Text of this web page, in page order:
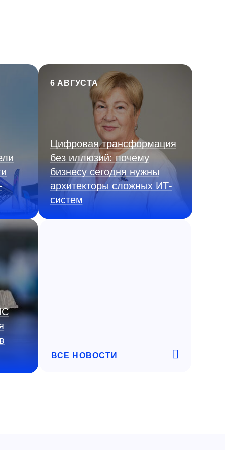
6 АВГУСТА
Цифровая трансформация
без иллюзий: почему
бизнесу сегодня нужны
архитекторы сложных ИТ-
систем
ВСЕ НОВОСТИ